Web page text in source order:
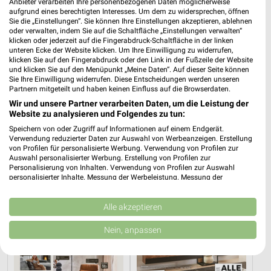
Mo-Mi Angebote ab 10.08.
Gültig ab Mo. 10.08.
Angebote ab 10.08.
Gültig ab Mo. 10.08.
XXXLutz XXXLutz
aufgrund eines berechtigten Interesses. Um dem zu widersprechen, öffnen
Sie die „Einstellungen“. Sie können Ihre Einstellungen akzeptieren, ablehnen
oder verwalten, indem Sie auf die Schaltfläche „Einstellungen verwalten“
klicken oder jederzeit auf die Fingerabdruck-Schaltfläche in der linken
unteren Ecke der Website klicken. Um Ihre Einwilligung zu widerrufen,
klicken Sie auf den Fingerabdruck oder den Link in der Fußzeile der Website
und klicken Sie auf den Menüpunkt „Meine Daten“. Auf dieser Seite können
Sie Ihre Einwilligung widerrufen. Diese Entscheidungen werden unseren
Partnern mitgeteilt und haben keinen Einfluss auf die Browserdaten.
Wir und unsere Partner verarbeiten Daten, um die Leistung der
Website zu analysieren und Folgendes zu tun:
Speichern von oder Zugriff auf Informationen auf einem Endgerät.
Verwendung reduzierter Daten zur Auswahl von Werbeanzeigen. Erstellung
von Profilen für personalisierte Werbung. Verwendung von Profilen zur
Auswahl personalisierter Werbung. Erstellung von Profilen zur
Personalisierung von Inhalten. Verwendung von Profilen zur Auswahl
personalisierter Inhalte. Messung der Werbeleistung. Messung der
Kombinationen von Daten aus verschiedenen Quellen. Entwicklung und
Verbesserung der Angebote. Verwendung reduzierter Daten zur Auswahl
von Inhalten.
Daten können außerhalb der Europäischen Union weitergegeben und in die
Website/App.
Alle akzeptieren
Nein, anpassen